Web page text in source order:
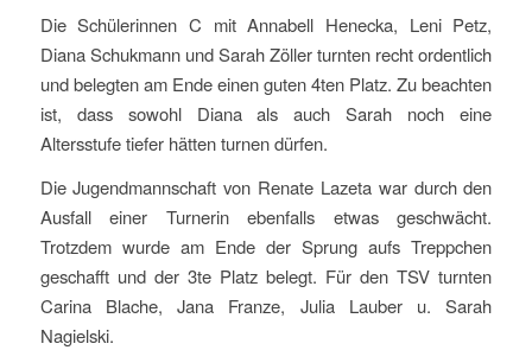
Die Schülerinnen C mit Annabell Henecka, Leni Petz,
Diana Schukmann und Sarah Zöller turnten recht ordentlich
und belegten am Ende einen guten 4ten Platz. Zu beachten
ist, dass sowohl Diana als auch Sarah noch eine
Altersstufe tiefer hätten turnen dürfen.
Die Jugendmannschaft von Renate Lazeta war durch den
Ausfall einer Turnerin ebenfalls etwas geschwächt.
Trotzdem wurde am Ende der Sprung aufs Treppchen
geschafft und der 3te Platz belegt. Für den TSV turnten
Carina Blache, Jana Franze, Julia Lauber u. Sarah
Nagielski.